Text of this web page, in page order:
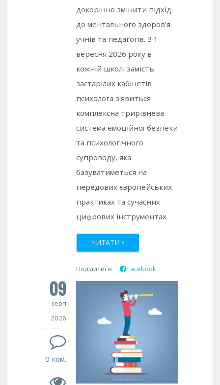
докорінно змінити підхід
до ментального здоров'я
учнів та педагогів. З 1
вересня 2026 року в
кожній школі замість
застарілих кабінетів
психолога з'явиться
комплексна трирівнева
система емоційної безпеки
та психологічного
супроводу, яка
базуватиметься на
передових європейських
практиках та сучасних
цифрових інструментах.
ЧИТАТИ
Поділитися:
Facebook
Twitter
Google+
09
серп
2026
0 ком.